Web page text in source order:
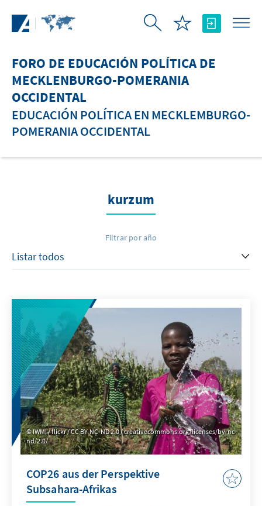
FORO DE EDUCACIÓN POLÍTICA DE
MECKLENBURGO-POMERANIA
OCCIDENTAL
EDUCACIÓN POLÍTICA EN MECKLEMBURGO-
POMERANIA OCCIDENTAL
kurzum
Filtrar por año
IWMI / flickr / CC BY-NC-ND 2.0 / creativecommons.org/licenses/by-nc-
nd/2.0/
COP26 aus der Perspektive
Subsahara-Afrikas